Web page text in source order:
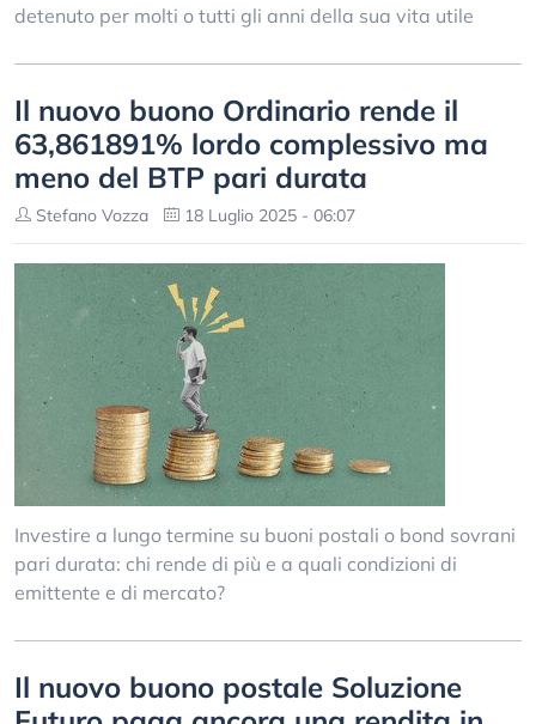
detenuto per molti o tutti gli anni della sua vita utile
Il nuovo buono Ordinario rende il
63,861891% lordo complessivo ma
meno del BTP pari durata
Stefano Vozza 18 Luglio 2025 - 06:07
Investire a lungo termine su buoni postali o bond sovrani
pari durata: chi rende di più e a quali condizioni di
emittente e di mercato?
Il nuovo buono postale Soluzione